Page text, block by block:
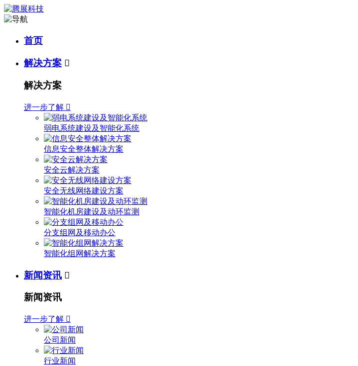
首页
解决方案 
解决方案
进一步了解 
弱电系统建设及智能化系统
信息安全整体解决方案
安全云解决方案
安全无线网络建设方案
智能化机房建设及动环监测
分支组网及移动办公
智能化组网解决方案
新闻资讯 
新闻资讯
进一步了解 
公司新闻
行业新闻